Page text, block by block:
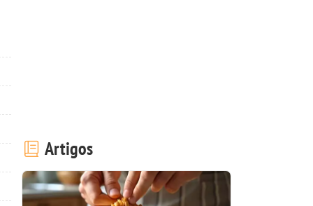
Artigos